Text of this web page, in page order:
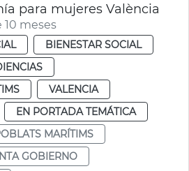
para mujeres València
meses
BIENESTAR SOCIAL
VALENCIA
EN PORTADA TEMÁTICA
MARÍTIMS
GOBIERNO